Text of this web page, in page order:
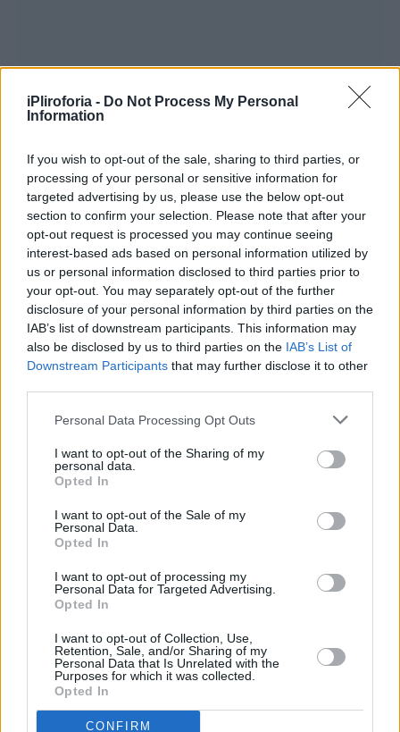
iPliroforia - Do Not Process My Personal
Information
If you wish to opt-out of the sale, sharing to third parties, or
processing of your personal or sensitive information for
targeted advertising by us, please use the below opt-out
section to confirm your selection. Please note that after your
opt-out request is processed you may continue seeing
interest-based ads based on personal information utilized by
us or personal information disclosed to third parties prior to
your opt-out. You may separately opt-out of the further
disclosure of your personal information by third parties on the
IAB’s list of downstream participants. This information may
also be disclosed by us to third parties on the IAB’s List of
Downstream Participants that may further disclose it to other
Personal Data Processing Opt Outs
I want to opt-out of the Sharing of my
personal data.
Opted In
I want to opt-out of the Sale of my
Personal Data.
Opted In
I want to opt-out of processing my
Personal Data for Targeted Advertising.
Opted In
I want to opt-out of Collection, Use,
Retention, Sale, and/or Sharing of my
Personal Data that Is Unrelated with the
Purposes for which it was collected.
Opted In
CONFIRM
Επιπρόσθετα, σύμφωνα με την Dr. Loran:
«ο κίνδυνος αύξησης του βάρους είναι πολύ
χαμηλός ακόμη και αν κάποιος καταναλώνει
μεγαλύτερες μερίδες, σε αντίθεση με κάποια
άλλα φρούτα – λόγω του πολύ χαμηλού
αριθμού θερμίδων».
δίνει μόλις 84 θερμίδες,
ενώ η αντίστοιχη ποσότητα μπανάνας δίνει
περίπου 105 θερμίδες. Τα
επίσης πλούσια σε πολλά θρεπτικά
συστατικά που υποστηρίζουν την υγεία. Αυτά
περιλαμβάνουν φυτικές ίνες, βιταμίνες C και
K και μαγγάνιο. Το μαγγάνιο είναι ένα
σχηματίσει συνδετικό ιστό και οστά, ενώ
συμβάλλει και στην πήξη του αίματος.